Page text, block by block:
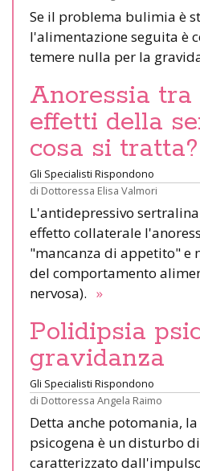
Se il problema bulimia è
l'alimentazione seguita è
temere nulla per la
Anoressia
effetti della
cosa si tratta?
Gli Specialisti Rispondono
di Dottoressa Elisa Valmori
L'antidepressivo
effetto collaterale
"mancanza di appetito" e
del comportamento
nervosa). »
Polidipsia
gravidanza
Gli Specialisti Rispondono
di Dottoressa Angela Raimo
Detta anche potomania,
psicogena è un disturbo
caratterizzato